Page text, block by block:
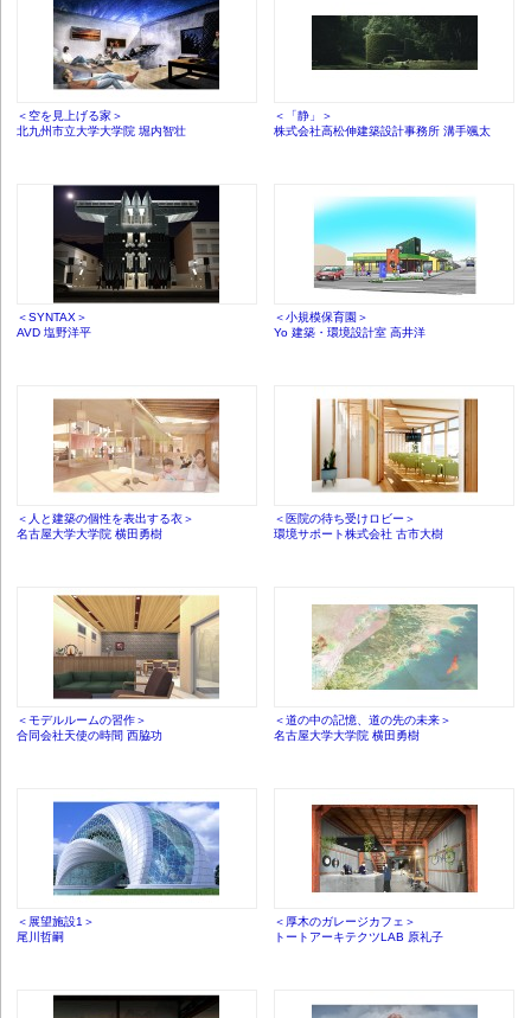
＜空を見上げる家＞
北九州市立大学大学院 堀内智壮
＜「静」＞
株式会社高松伸建築設計事務所 溝手颯太
＜SYNTAX＞
AVD 塩野洋平
＜小規模保育園＞
Yo 建築・環境設計室 高井洋
＜人と建築の個性を表出する衣＞
名古屋大学大学院 横田勇樹
＜医院の待ち受けロビー＞
環境サポート株式会社 古市大樹
＜モデルルームの習作＞
合同会社天使の時間 西脇功
＜道の中の記憶、道の先の未来＞
名古屋大学大学院 横田勇樹
＜展望施設1＞
尾川哲嗣
＜厚木のガレージカフェ＞
トートアーキテクツLAB 原礼子